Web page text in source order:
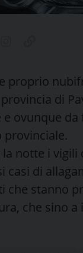
proprio
di
e ovunque
la notte i
casi di
che stanno
che sino